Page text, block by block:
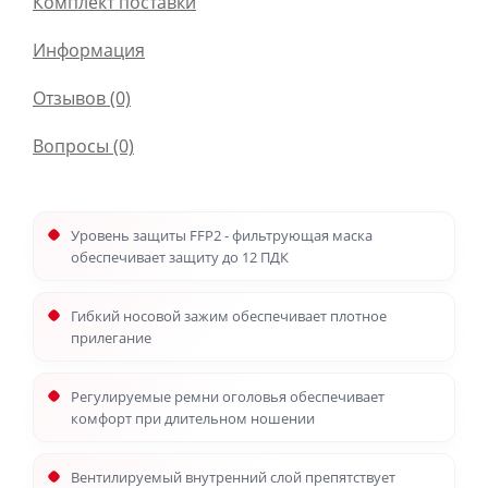
Информация
Отзывов (0)
Вопросы (0)
Уровень защиты FFP2 - фильтрующая маска
обеспечивает защиту до 12 ПДК
Гибкий носовой зажим обеспечивает плотное
прилегание
Регулируемые ремни оголовья обеспечивает
комфорт при длительном ношении
Вентилируемый внутренний слой препятствует